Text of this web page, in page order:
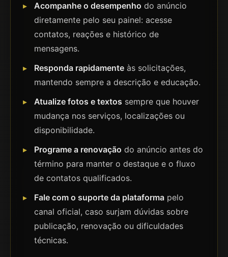
Acompanhe o desempenho do anúncio
diretamente pelo seu painel: acesse
contatos, reações e histórico de
mensagens.
Responda rapidamente às solicitações,
mantendo sempre a descrição e educação.
Atualize fotos e textos sempre que houver
mudança nos serviços, localizações ou
disponibilidade.
Programe a renovação do anúncio antes do
término para manter o destaque e o fluxo
de contatos qualificados.
Fale com o suporte da plataforma pelo
canal oficial, caso surjam dúvidas sobre
publicação, renovação ou dificuldades
técnicas.